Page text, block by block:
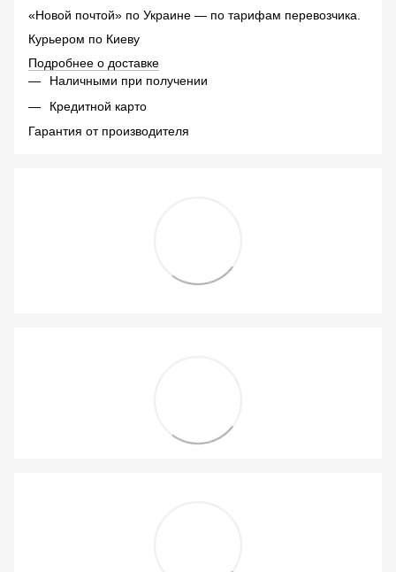
«Новой почтой» по Украине — по тарифам перевозчика.
Курьером по Киеву
Подробнее о доставке
Наличными при получении
Кредитной карто
Гарантия от производителя